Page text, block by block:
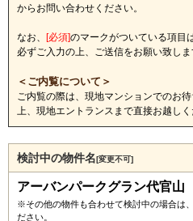
からお問い合わせください。
なお、 [必須]のマークがついている項目
必ずご入力の上、ご送信をお願い致しま
＜ご内覧について＞
ご内覧の際は、現地マンションでのお
上、現地エントランスまで直接お越しく
検討中の物件名[変更不可]
アーバンパークグラン代官山
※その他の物件も合わせて検討中の場合は
ださい。